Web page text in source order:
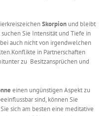
Skorpion und bleibt
Sie Intensität und Tiefe in
auch nicht von irgendwelchen
in Partnerschaften
zu Besitzansprüchen und
einen ungünstigen Aspekt zu
sind, können Sie
sich am besten eine meditative